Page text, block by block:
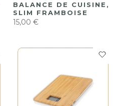
BALANCE DE CUISINE,
SLIM FRAMBOISE
15,00 €